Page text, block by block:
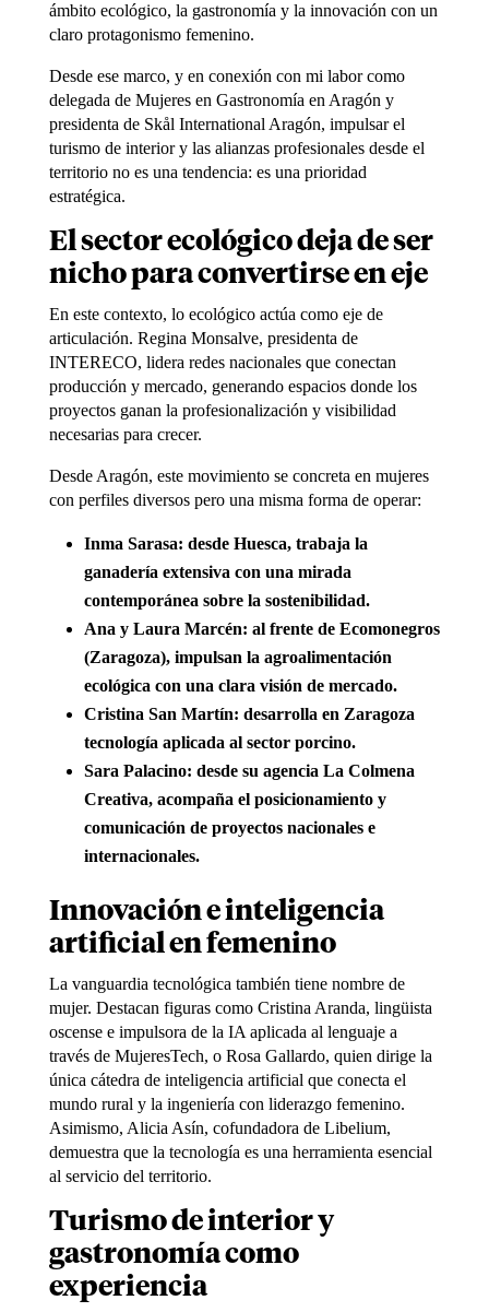
ámbito ecológico, la gastronomía y la innovación con un
claro protagonismo femenino.
Desde ese marco, y en conexión con mi labor como
delegada de Mujeres en Gastronomía en Aragón y
presidenta de Skål International Aragón, impulsar el
turismo de interior y las alianzas profesionales desde el
territorio no es una tendencia: es una prioridad
estratégica.
El sector ecológico deja de ser
nicho para convertirse en eje
En este contexto, lo ecológico actúa como eje de
articulación. Regina Monsalve, presidenta de
INTERECO, lidera redes nacionales que conectan
producción y mercado, generando espacios donde los
proyectos ganan la profesionalización y visibilidad
necesarias para crecer.
Desde Aragón, este movimiento se concreta en mujeres
con perfiles diversos pero una misma forma de operar:
Inma Sarasa: desde Huesca, trabaja la
ganadería extensiva con una mirada
contemporánea sobre la sostenibilidad.
Ana y Laura Marcén: al frente de Ecomonegros
(Zaragoza), impulsan la agroalimentación
ecológica con una clara visión de mercado.
Cristina San Martín: desarrolla en Zaragoza
tecnología aplicada al sector porcino.
Sara Palacino: desde su agencia La Colmena
Creativa, acompaña el posicionamiento y
comunicación de proyectos nacionales e
internacionales.
Innovación e inteligencia
artificial en femenino
La vanguardia tecnológica también tiene nombre de
mujer. Destacan figuras como Cristina Aranda, lingüista
oscense e impulsora de la IA aplicada al lenguaje a
través de MujeresTech, o Rosa Gallardo, quien dirige la
única cátedra de inteligencia artificial que conecta el
mundo rural y la ingeniería con liderazgo femenino.
Asimismo, Alicia Asín, cofundadora de Libelium,
demuestra que la tecnología es una herramienta esencial
al servicio del territorio.
Turismo de interior y
gastronomía como
experiencia